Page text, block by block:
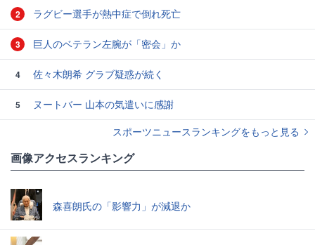
2 ラグビー選手が熱中症で倒れ死亡
3 巨人のベテラン左腕が「密会」か
4 佐々木朗希 グラブ疑惑が続く
5
ヌートバー 山本の気遣いに感謝
スポーツニュースランキングをもっと見る
画像アクセスランキング
森喜朗氏の「影響力」が減退か